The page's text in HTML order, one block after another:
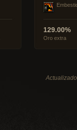
129.00%
Oro extra